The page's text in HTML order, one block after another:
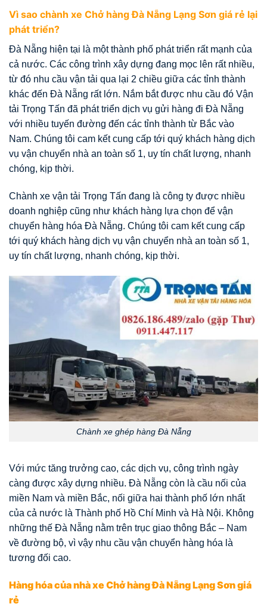
Vì sao chành xe Chở hàng Đà Nẵng Lạng Sơn giá rẻ lại
phát triển?
Đà Nẵng hiện tại là một thành phố phát triển rất mạnh của
cả nước. Các công trình xây dựng đang mọc lên rất nhiều,
từ đó nhu cầu vận tải qua lại 2 chiều giữa các tỉnh thành
khác đến Đà Nẵng rất lớn. Nắm bắt được nhu cầu đó Vận
tải Trọng Tấn đã phát triển dịch vụ gửi hàng đi Đà Nẵng
với nhiều tuyến đường đến các tỉnh thành từ Bắc vào
Nam. Chúng tôi cam kết cung cấp tới quý khách hàng dịch
vụ vận chuyển nhà an toàn số 1, uy tín chất lượng, nhanh
chóng, kịp thời.
Chành xe vận tải Trọng Tấn đang là công ty được nhiều
doanh nghiệp cũng như khách hàng lựa chọn để vận
chuyển hàng hóa Đà Nẵng. Chúng tôi cam kết cung cấp
tới quý khách hàng dịch vụ vận chuyển nhà an toàn số 1,
uy tín chất lượng, nhanh chóng, kịp thời.
Chành xe ghép hàng Đà Nẵng
Với mức tăng trưởng cao, các dịch vụ, công trình ngày
càng được xây dựng nhiều. Đà Nẵng còn là cầu nối của
miền Nam và miền Bắc, nối giữa hai thành phố lớn nhất
của cả nước là Thành phố Hồ Chí Minh và Hà Nội. Không
những thế Đà Nẵng nằm trên trục giao thông Bắc – Nam
về đường bộ, vì vậy nhu cầu vận chuyển hàng hóa là
tương đối cao.
Hàng hóa của nhà xe Chở hàng Đà Nẵng Lạng Sơn giá
rẻ